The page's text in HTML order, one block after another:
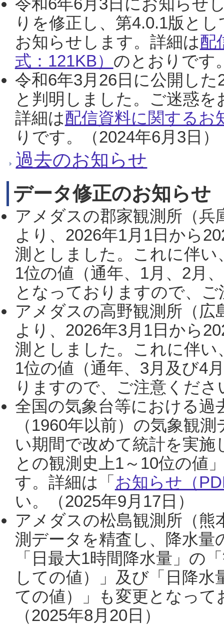
りを修正し、第4.0.1版と
お知らせします。詳細は配
式：121KB） のとおりです
令和6年3月26日に公開し
と判明しました。ご迷惑
詳細は配信資料に関するお
りです。（2024年6月3日）
過去のお知らせ
データ修正のお知らせ
アメダスの郡家観測所（
より、2026年1月1日から
測としました。これに伴い
1位の値（通年、1月、2月
となっておりますので、
アメダスの高野観測所（
より、2026年3月1日から
測としました。これに伴い
1位の値（通年、3月及び4
りますので、ご注意くだ
全国の気象台等における過
（1960年以前）の気象観
い期間で改めて統計を実
との観測史上1～10位の値
す。詳細は「 お知らせ（
い。（2025年9月17日）
アメダスの松島観測所（熊
測データを精査し、降水
「日最大1時間降水量」の
しての値）」及び「日降
ての値）」も変更となっ
（2025年8月20日）